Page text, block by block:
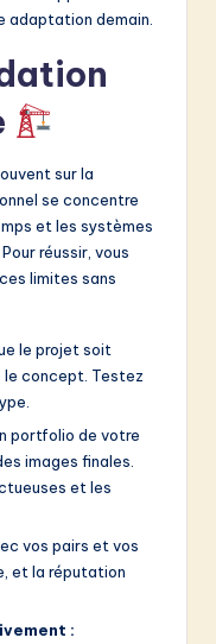
adaptation demain.
sur la
se concentre
et les systèmes
réussir, vous
limites sans
le projet soit
concept. Testez
portfolio de votre
images finales.
et les
vos pairs et vos
et la réputation
: